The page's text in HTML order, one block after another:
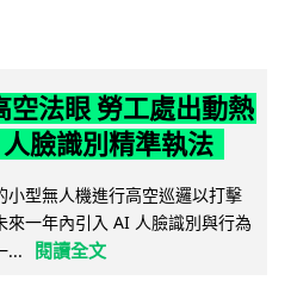
空法眼 勞工處出動熱
臉識別精準執法
型無人機進行高空巡邏以打擊
一年內引入 AI 人臉識別與行為
...
閱讀全文